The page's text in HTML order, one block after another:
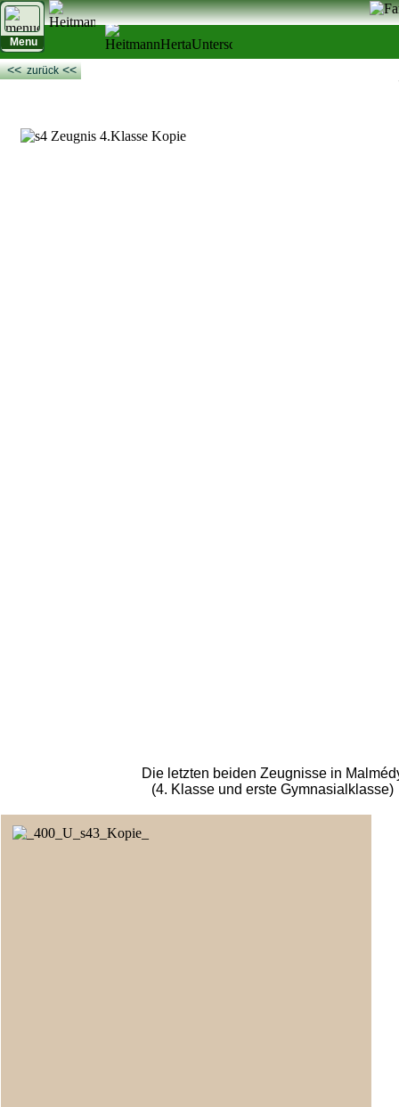
<<zurück<<
Die letzten beiden Zeugnisse in
(4. Klasse und erste Gymnasialklasse)
Menu